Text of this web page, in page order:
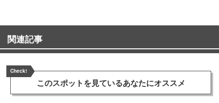
関連記事
Check!
このスポットを見ているあなたにオススメ